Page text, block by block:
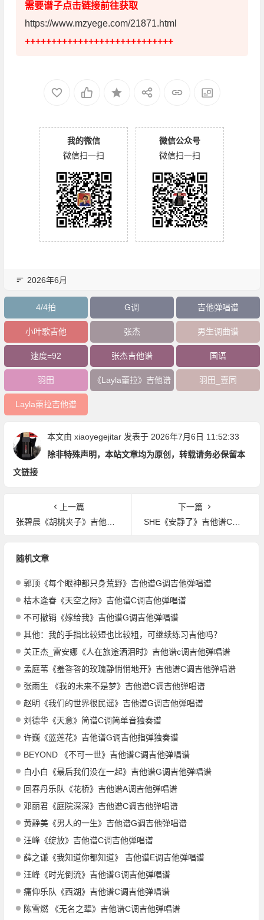
需要谱子点击链接前往获取
https://www.mzyege.com/21871.html
++++++++++++++++++++++++++++
我的微信
微信扫一扫
微信公众号
微信扫一扫
2026年6月
4/4拍 G调 吉他弹唱谱
小叶歌吉他 张杰 男生调曲谱
速度=92 张杰吉他谱 国语
羽田 《Layla蕾拉》吉他谱 羽田_壹同
Layla蕾拉吉他谱
本文由 xiaoyegejitar发表于 2026年7月6日 11:52:33
除非特殊声明，本站文章均为原创，转载请务必保留本
文链接
上一篇
张碧晨《胡桃夹子》吉他谱G调吉他弹唱谱
下一篇
SHE《安静了》吉他谱C调吉他弹唱谱
随机文章
郭顶《每个眼神都只身荒野》吉他谱G调吉他弹唱谱
枯木逢春《天空之际》吉他谱C调吉他弹唱谱
不可撤销《嫁给我》吉他谱G调吉他弹唱谱
其他：我的手指比较短也比较粗，可继续练习吉他吗？
关正杰_雷安娜《人在旅途洒泪时》吉他谱c调吉他弹唱谱
孟庭苇《羞答答的玫瑰静悄悄地开》吉他谱C调吉他弹唱谱
张雨生 《我的未来不是梦》吉他谱C调吉他弹唱谱
赵明《我们的世界很民谣》吉他谱G调吉他弹唱谱
刘德华《天意》简谱C调简单音独奏谱
许巍《蓝莲花》吉他谱G调吉他指弹独奏谱
BEYOND 《不可一世》吉他谱C调吉他弹唱谱
白小白《最后我们没在一起》吉他谱G调吉他弹唱谱
回春丹乐队《花桥》吉他谱A调吉他弹唱谱
邓丽君《庭院深深》吉他谱C调吉他弹唱谱
黄静美《男人的一生》吉他谱G调吉他弹唱谱
汪峰《绽放》吉他谱C调吉他弹唱谱
薛之谦《我知道你都知道》 吉他谱E调吉他弹唱谱
汪峰《时光倒流》吉他谱G调吉他弹唱谱
痛仰乐队《西湖》吉他谱C调吉他弹唱谱
陈雪燃 《无名之辈》吉他谱C调吉他弹唱谱